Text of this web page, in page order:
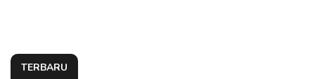
TERBARU